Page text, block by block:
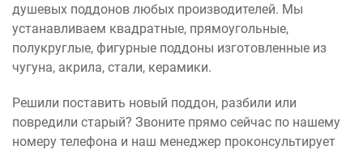
душевых поддонов любых производителей. Мы
устанавливаем квадратные, прямоугольные,
полукруглые, фигурные поддоны изготовленные из
чугуна, акрила, стали, керамики.
Решили поставить новый поддон, разбили или
повредили старый? Звоните прямо сейчас по нашему
номеру телефона и наш менеджер проконсультирует